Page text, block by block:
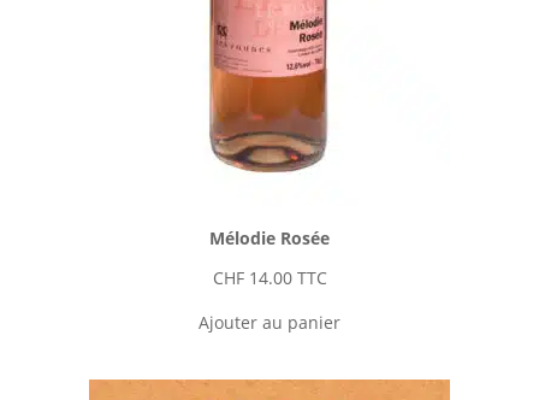
Mélodie Rosée
CHF14.00 TTC
Ajouter au panier